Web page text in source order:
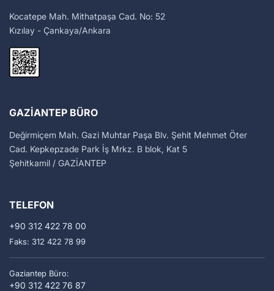
Kocatepe Mah. Mithatpaşa Cad. No: 52
Kızılay - Çankaya/Ankara
GAZIANTEP BÜRO
Değirmiçem Mah. Gazi Muhtar Paşa Blv. Şehit Mehmet Öter
Cad. Kepkepzade Park İş Mrkz. B blok, Kat 5
Şehitkamil / GAZİANTEP
TELEFON
+90 312 422 78 00
Faks: 312 422 78 99
Gaziantep Büro:
+90 312 422 76 87